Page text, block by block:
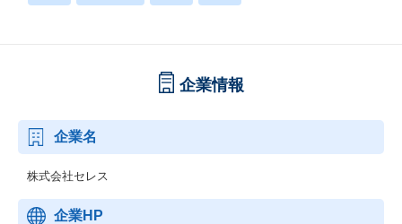
企業情報
企業名
株式会社セレス
企業HP